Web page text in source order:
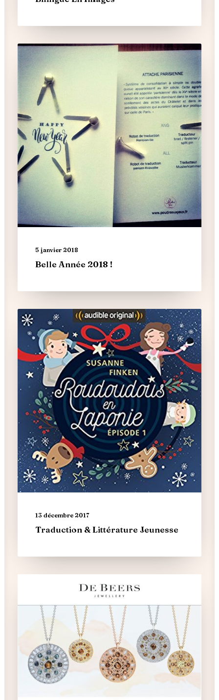
5 janvier 2018
Belle Année 2018 !
13 décembre 2017
Traduction & Littérature Jeunesse